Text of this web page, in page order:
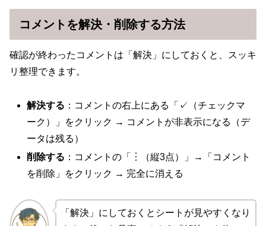
コメントを解決・削除する方法
確認が終わったコメントは「解決」にしておくと、スッキ
リ整理できます。
解決する ：コメントの右上にある「✓（チェックマ
ーク）」をクリック → コメントが非表示になる（デ
ータは残る）
削除する ：コメントの「︙（縦3点）」→「コメント
を削除」をクリック → 完全に消える
「解決」にしておくとシートが見やすくなり